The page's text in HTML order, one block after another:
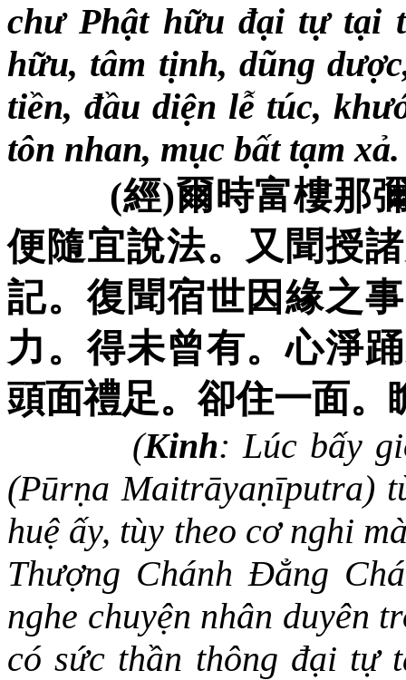
chư Phật hữu đại tự tại
hữu, tâm tịnh, dũng
tiền, đầu diện lễ túc,
tôn nhan, mục bất tạm xả.
(經)爾時富樓那
便隨宜說法。又聞授
記。復聞宿世因緣之
力。得未曾有。心淨
頭面禮足。卻住一面。
(Kinh: Lúc bấy
(Pūrṇa Maitrāyaṇīputra)
huệ ấy, tùy theo cơ nghi
Thượng Chánh Đẳng
nghe chuyện nhân duyên
có sức thần thông đại tự